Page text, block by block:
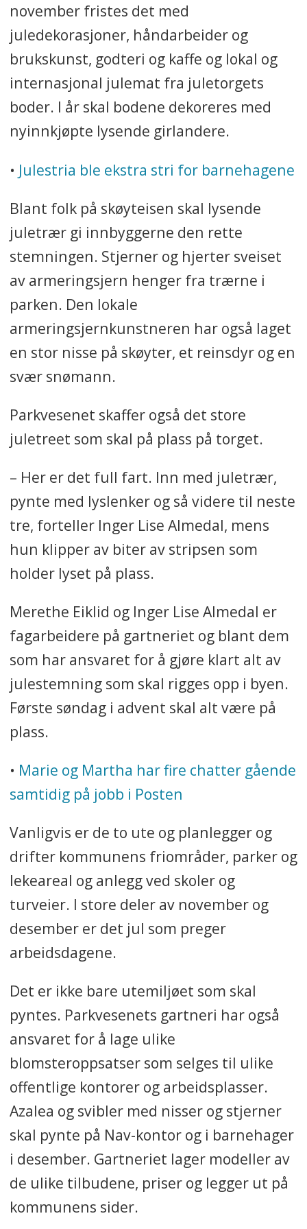
november fristes det med
juledekorasjoner, håndarbeider og
brukskunst, godteri og kaffe og lokal og
internasjonal julemat fra juletorgets
boder. I år skal bodene dekoreres med
nyinnkjøpte lysende girlandere.
• Julestria ble ekstra stri for barnehagene
Blant folk på skøyteisen skal lysende
juletrær gi innbyggerne den rette
stemningen. Stjerner og hjerter sveiset
av armeringsjern henger fra trærne i
parken. Den lokale
armeringsjernkunstneren har også laget
en stor nisse på skøyter, et reinsdyr og en
svær snømann.
Parkvesenet skaffer også det store
juletreet som skal på plass på torget.
– Her er det full fart. Inn med juletrær,
pynte med lyslenker og så videre til neste
tre, forteller Inger Lise Almedal, mens
hun klipper av biter av stripsen som
holder lyset på plass.
Merethe Eiklid og Inger Lise Almedal er
fagarbeidere på gartneriet og blant dem
som har ansvaret for å gjøre klart alt av
julestemning som skal rigges opp i byen.
Første søndag i advent skal alt være på
plass.
• Marie og Martha har fire chatter gående
samtidig på jobb i Posten
Vanligvis er de to ute og planlegger og
drifter kommunens friområder, parker og
lekeareal og anlegg ved skoler og
turveier. I store deler av november og
desember er det jul som preger
arbeidsdagene.
Det er ikke bare utemiljøet som skal
pyntes. Parkvesenets gartneri har også
ansvaret for å lage ulike
blomsteroppsatser som selges til ulike
offentlige kontorer og arbeidsplasser.
Azalea og svibler med nisser og stjerner
skal pynte på Nav-kontor og i barnehager
i desember. Gartneriet lager modeller av
de ulike tilbudene, priser og legger ut på
kommunens sider.